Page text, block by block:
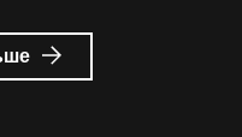
о
Реклама